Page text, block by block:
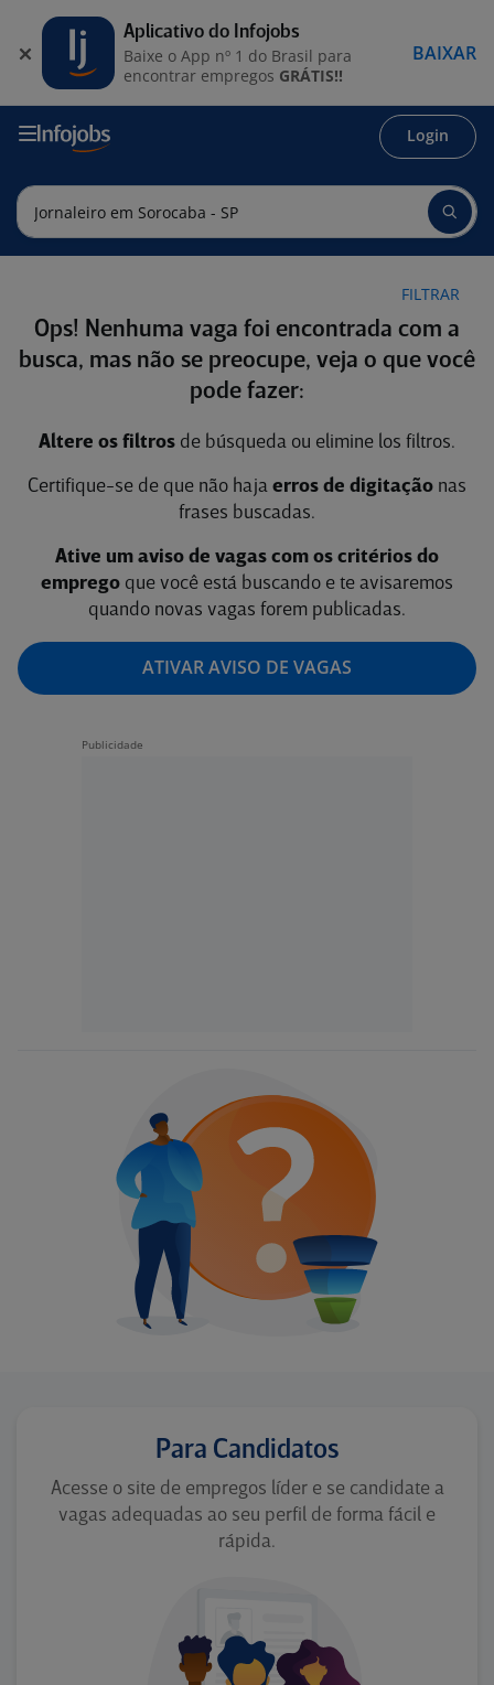
Login
FILTRAR
Ops! Nenhuma vaga foi encontrada com a
busca, mas não se preocupe, veja o que você
pode fazer:
Altere os filtros de búsqueda ou elimine los filtros.
Certifique-se de que não haja erros de digitação nas
frases buscadas.
Ative um aviso de vagas com os critérios do
emprego que você está buscando e te avisaremos
quando novas vagas forem publicadas.
ATIVAR AVISO DE VAGAS
Para Candidatos
Acesse o site de empregos líder e se candidate a
vagas adequadas ao seu perfil de forma fácil e
rápida.
Aplicativo do Infojobs
Baixe o App nº 1 do Brasil para
encontrar empregos GRÁTIS!!
BAIXAR